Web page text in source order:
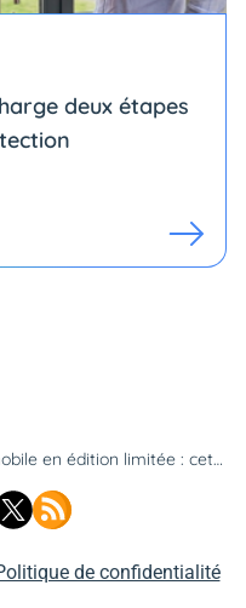
deux étapes
Forfait mobile en édition limitée : cet opérateur enflamme le marché avec 40 Go à 3,99€
de confidentialité